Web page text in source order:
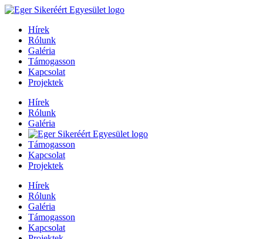
Hírek
Rólunk
Galéria
Támogasson
Kapcsolat
Projektek
Hírek
Rólunk
Galéria
Támogasson
Kapcsolat
Projektek
Hírek
Rólunk
Galéria
Támogasson
Kapcsolat